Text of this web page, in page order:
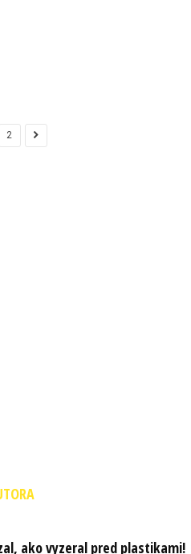
2
ako vyzeral pred plastikami!